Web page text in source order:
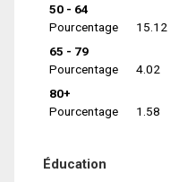
50 - 64
Pourcentage
15.12
65 - 79
Pourcentage
4.02
80+
Pourcentage
1.58
Éducation